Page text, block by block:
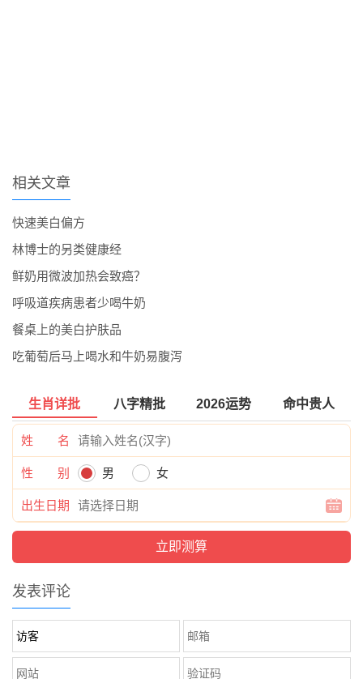
相关文章
快速美白偏方
林博士的另类健康经
鲜奶用微波加热会致癌？
呼吸道疾病患者少喝牛奶
餐桌上的美白护肤品
吃葡萄后马上喝水和牛奶易腹泻
生肖详批 八字精批 2026运势 命中贵人
姓 名
性 别 男 女
出生日期
发表评论